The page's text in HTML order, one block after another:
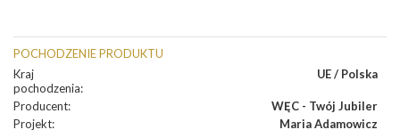
POCHODZENIE PRODUKTU
Kraj
pochodzenia:
UE / Polska
Producent:
WĘC - Twój Jubiler
Projekt: Maria Adamowicz